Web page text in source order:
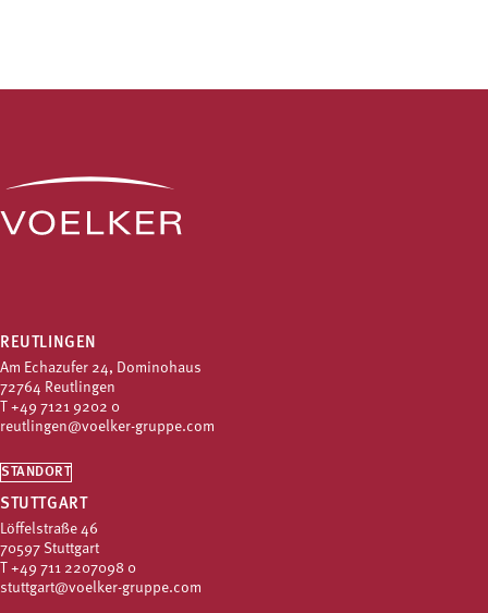
REUTLINGEN
Am Echazufer 24, Dominohaus
72764 Reutlingen
+49 7121 9202 0
reutlingen@voelker-gruppe.com
STANDORT
STUTTGART
Löffelstraße 46
70597 Stuttgart
+49 711 2207098 0
stuttgart@voelker-gruppe.com